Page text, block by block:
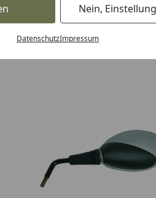
Nein,
DatenschutzImpressum
Vicma Spiegel linksanbau,